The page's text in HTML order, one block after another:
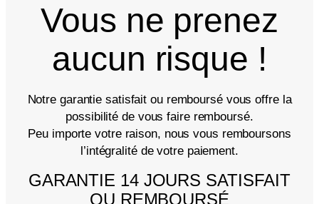
Vous ne prenez
aucun risque !
Notre garantie satisfait ou remboursé vous offre la
possibilité de vous faire remboursé.
Peu importe votre raison, nous vous remboursons
l’intégralité de votre paiement.
GARANTIE 14 JOURS SATISFAIT
OU REMBOURSÉ